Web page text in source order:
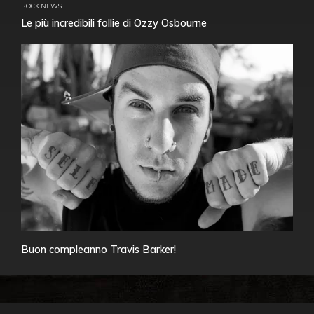
ROCK NEWS
Le più incredibili follie di Ozzy Osbourne
Buon compleanno Travis Barker!